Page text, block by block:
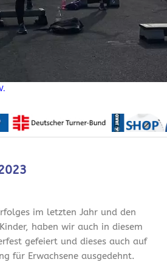
im letzten Jahr und den
haben wir auch in diesem
gefeiert und dieses auch auf
für Erwachsene ausgedehnt.